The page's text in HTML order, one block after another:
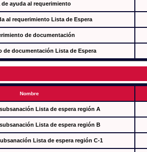
de ayuda al requerimiento
al requerimiento Lista de Espera
de documentación
de documentación Lista de Espera
Nombre
Lista de espera región A
Lista de espera región B
Lista de espera región C-1